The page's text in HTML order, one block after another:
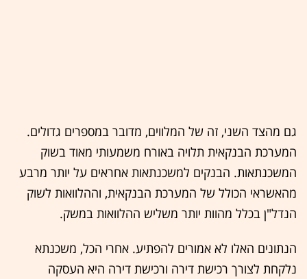
גם מהצד השני, זה של המלווים, מדובר במספרים גדולים.
המערכת הבנקאית תלויה באורח משמעותי מאוד בשוק
המשכנתאות. הבנקים למשכנתאות אחראים על יותר מרבע
מהאשראי הכולל של המערכת הבנקאית, וההלוואות לשוק
הנדל"ן בכלל מהוות יותר משליש ההלוואות במשק.
הנתונים האלו לא אמורים להפתיע. אחרי הכל, משכנתא
נלקחת לצורך רכישת דירה ורכישת דירה היא העסקה